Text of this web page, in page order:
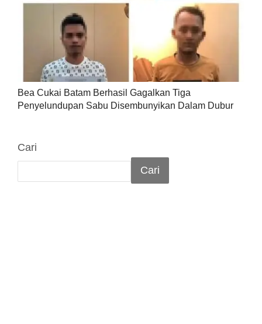
Bea Cukai Batam Berhasil Gagalkan Tiga
Penyelundupan Sabu Disembunyikan Dalam Dubur
Cari
Cari